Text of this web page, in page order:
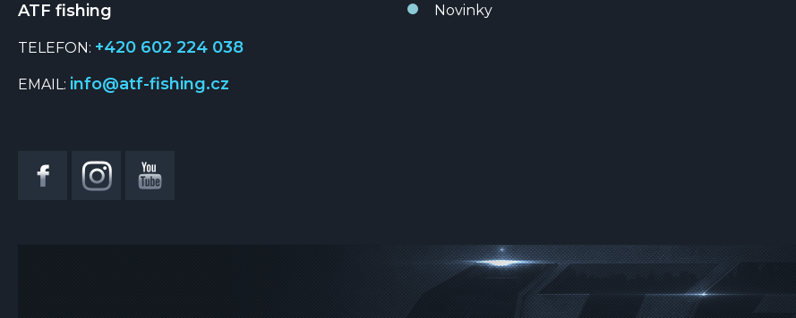
ATF fishing
TELEFON: +420 602 224 038
EMAIL: info@atf-fishing.cz
Novinky